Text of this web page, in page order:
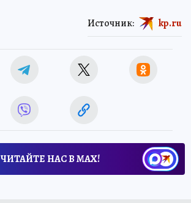
Источник: kp.ru
ЧИТАЙТЕ НАС В МАХ!